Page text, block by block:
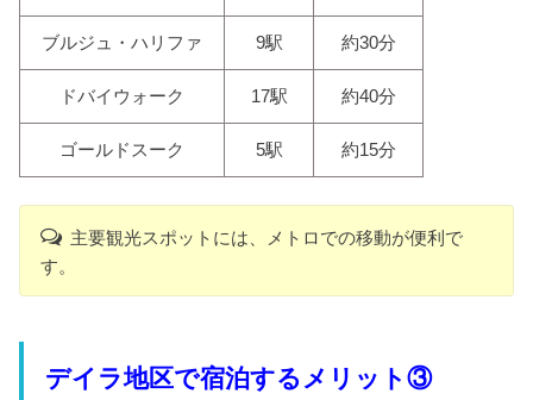
ブルジュ・ハリファ 9駅 約30分
ドバイウォーク 17駅 約40分
ゴールドスーク 5駅 約15分
主要観光スポットには、メトロでの移動が便利で
す。
デイラ地区で宿泊するメリット③